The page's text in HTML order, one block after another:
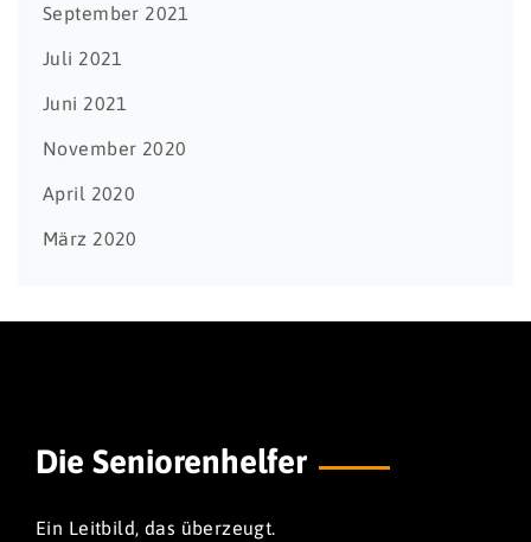
September 2021
Juli 2021
Juni 2021
November 2020
April 2020
März 2020
Die Seniorenhelfer
Ein Leitbild, das überzeugt.